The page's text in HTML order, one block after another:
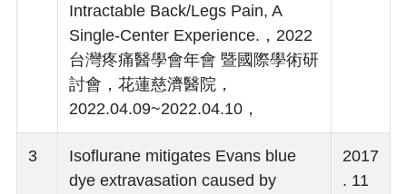
Intractable Back/Legs Pain, A
Single-Center Experience.，2022
台灣疼痛醫學會年會 暨國際學術研
討會，花蓮慈濟醫院，
2022.04.09~2022.04.10，
3
Isoflurane mitigates Evans blue
dye extravasation caused by
2017
. 11